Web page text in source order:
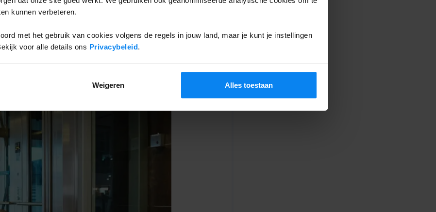
kunnen verbeteren.
met het gebruik van cookies volgens de regels in jouw land, maar je kunt je instellingen
voor alle details ons Privacybeleid.
Weigeren Alles toestaan
zijn er verschillendeVIP lounges
je kunt genieten van Wi-Fi, drankjes